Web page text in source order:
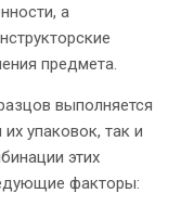
а
предмета.
выполняется
упаковок, так и
этих
факторы: